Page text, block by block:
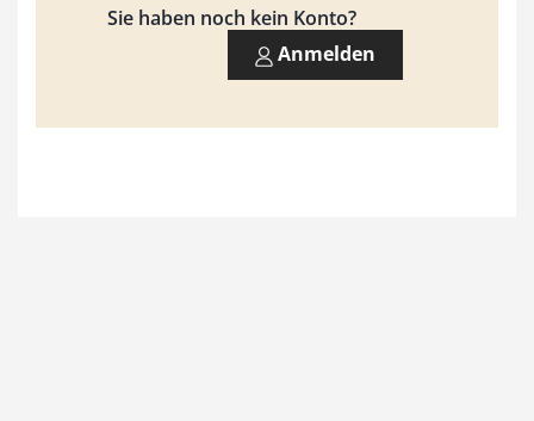
9
0
Sie haben noch kein Konto?
Anmelden